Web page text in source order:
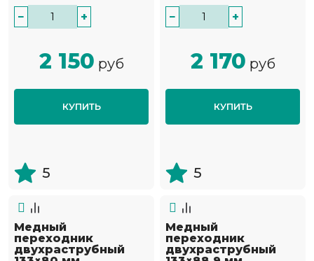
− +
2 150 руб
КУПИТЬ
5
− +
2 170 руб
КУПИТЬ
5
Медный
переходник
двухраструбный
Медный
переходник
двухраструбный